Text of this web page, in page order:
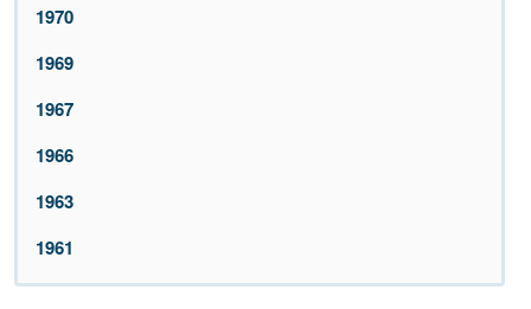
1970
1969
1967
1966
1963
1961